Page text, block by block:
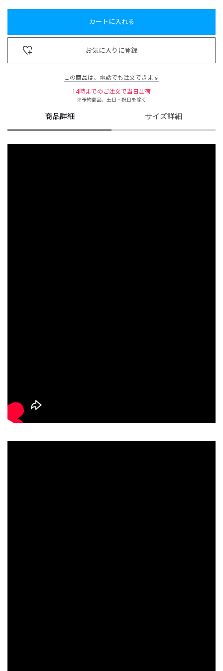
カートに入れる
お気に入りに登録
この商品は、電話でも注文できます
14時までのご注文で当日出荷
※予約商品、土日・祝日を除く
商品詳細 サイズ詳細